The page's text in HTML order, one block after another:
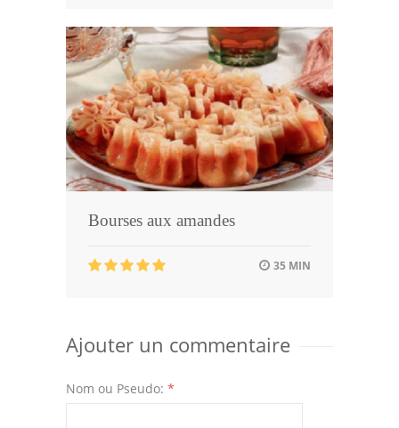
Bourses aux amandes
35 MIN
Ajouter un commentaire
Nom ou Pseudo: *